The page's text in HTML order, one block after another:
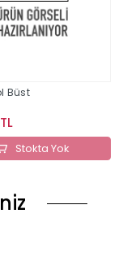
Büst
Stokta Yok